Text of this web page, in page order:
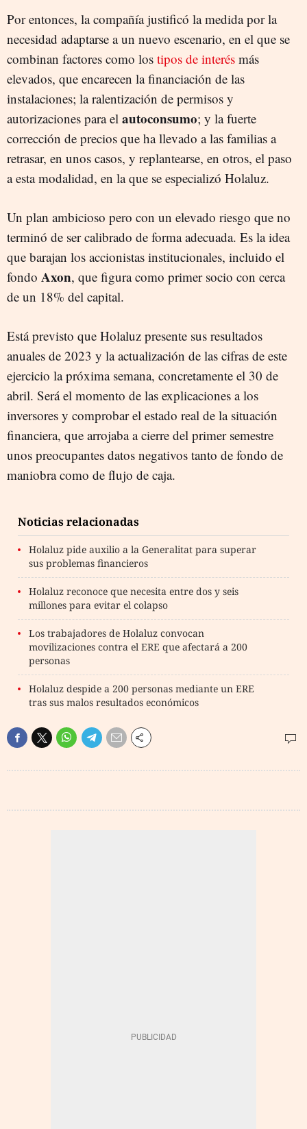
Por entonces, la compañía justificó la medida por la
necesidad adaptarse a un nuevo escenario, en el que se
combinan factores como los tipos de interés más
elevados, que encarecen la financiación de las
instalaciones; la ralentización de permisos y
autorizaciones para el autoconsumo; y la fuerte
corrección de precios que ha llevado a las familias a
retrasar, en unos casos, y replantearse, en otros, el paso
a esta modalidad, en la que se especializó Holaluz.
Un plan ambicioso pero con un elevado riesgo que no
terminó de ser calibrado de forma adecuada. Es la idea
que barajan los accionistas institucionales, incluido el
fondo Axon, que figura como primer socio con cerca
de un 18% del capital.
Está previsto que Holaluz presente sus resultados
anuales de 2023 y la actualización de las cifras de este
ejercicio la próxima semana, concretamente el 30 de
abril. Será el momento de las explicaciones a los
inversores y comprobar el estado real de la situación
financiera, que arrojaba a cierre del primer semestre
unos preocupantes datos negativos tanto de fondo de
maniobra como de flujo de caja.
Noticias relacionadas
Holaluz pide auxilio a la Generalitat para superar
sus problemas financieros
Holaluz reconoce que necesita entre dos y seis
millones para evitar el colapso
Los trabajadores de Holaluz convocan
movilizaciones contra el ERE que afectará a 200
personas
Holaluz despide a 200 personas mediante un ERE
tras sus malos resultados económicos